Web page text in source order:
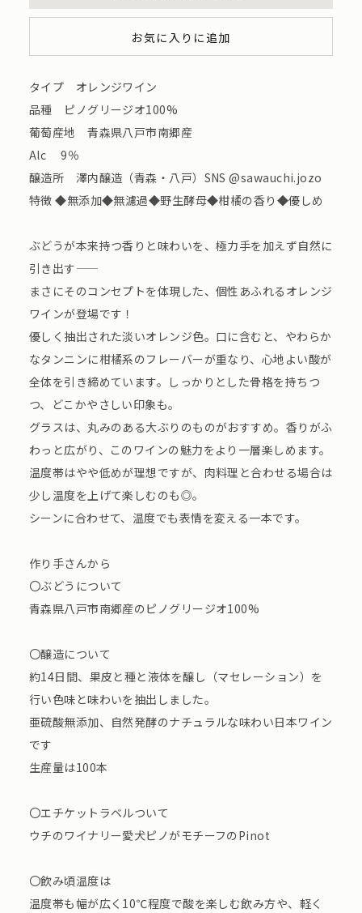
お気に入りに追加
タイプ オレンジワイン
品種 ピノグリージオ100%
葡萄産地 青森県八戸市南郷産
Alc 9％
醸造所 澤内醸造（青森・八戸）SNS @sawauchi.jozo
特徴 ◆無添加◆無濾過◆野生酵母◆柑橘の香り◆優しめ
ぶどうが本来持つ香りと味わいを、極力手を加えず自然に
引き出す——
まさにそのコンセプトを体現した、個性あふれるオレンジ
ワインが登場です！
優しく抽出された淡いオレンジ色。口に含むと、やわらか
なタンニンに柑橘系のフレーバーが重なり、心地よい酸が
全体を引き締めています。しっかりとした骨格を持ちつ
つ、どこかやさしい印象も。
グラスは、丸みのある大ぶりのものがおすすめ。香りがふ
わっと広がり、このワインの魅力をより一層楽しめます。
温度帯はやや低めが理想ですが、肉料理と合わせる場合は
少し温度を上げて楽しむのも◎。
シーンに合わせて、温度でも表情を変える一本です。
作り手さんから
〇ぶどうについて
青森県八戸市南郷産のピノグリージオ100%
〇醸造について
約14日間、果皮と種と液体を醸し（マセレーション）を
行い色味と味わいを抽出しました。
亜硫酸無添加、自然発酵のナチュラルな味わい日本ワイン
です
生産量は100本
〇エチケットラベルついて
ウチのワイナリー愛犬ピノがモチーフのPinot
〇飲み頃温度は
温度帯も幅が広く10℃程度で酸を楽しむ飲み方や、軽く